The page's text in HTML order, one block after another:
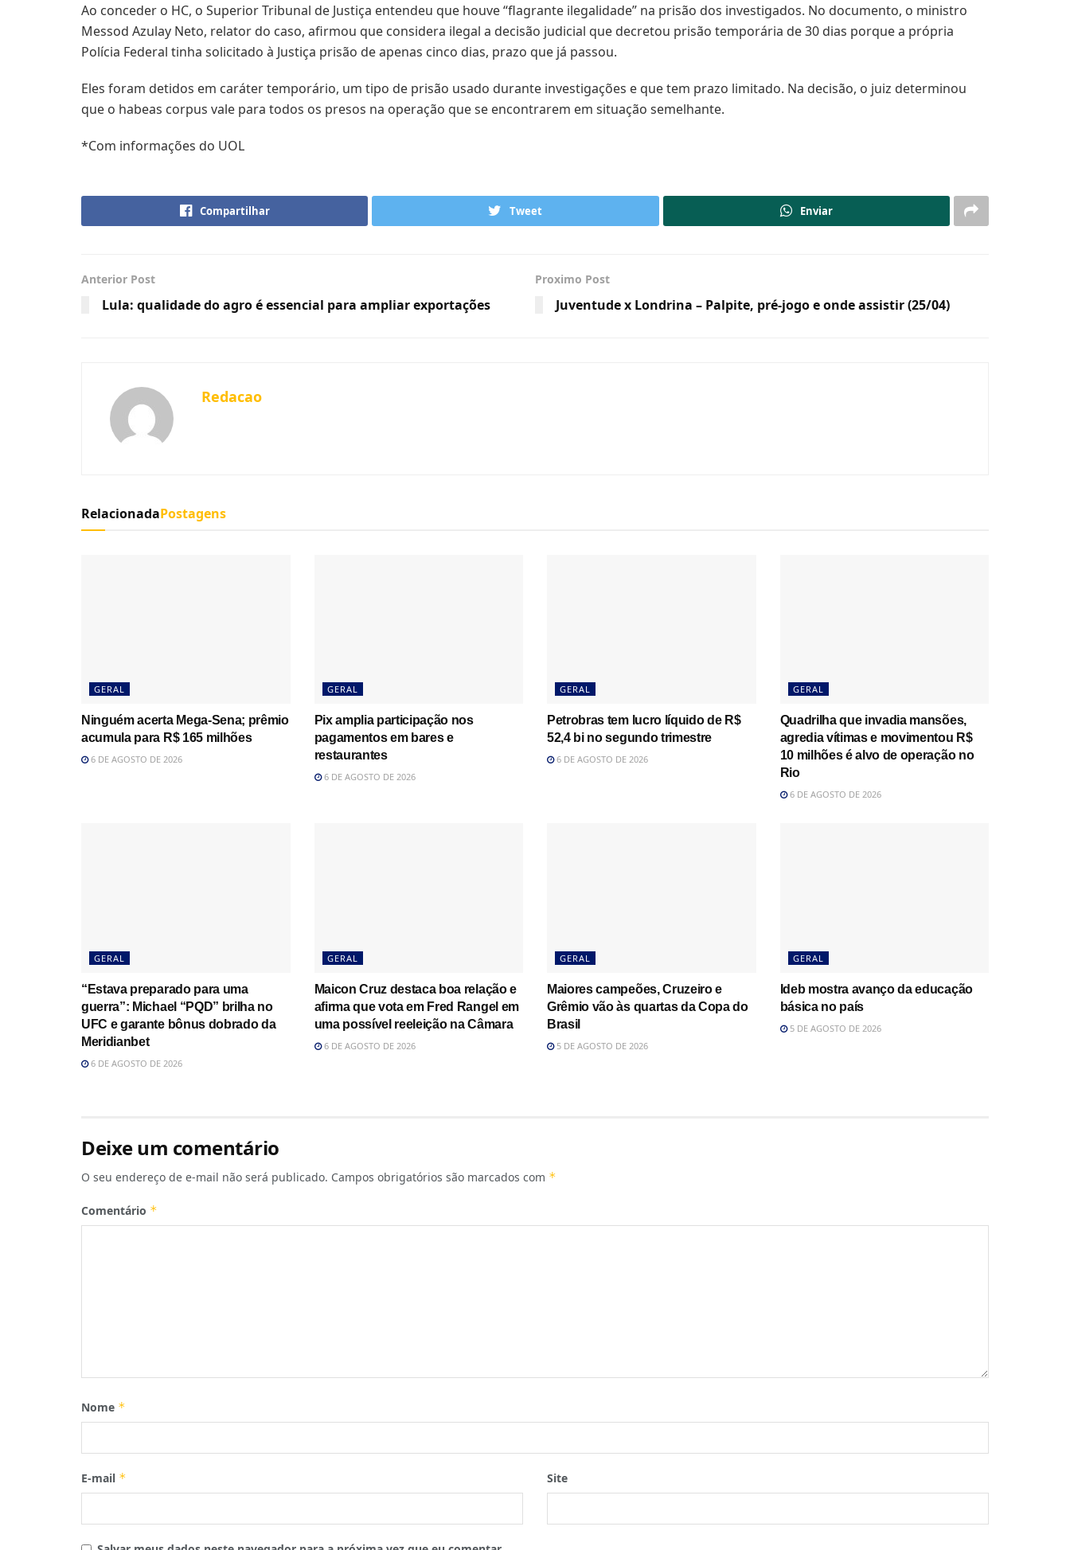
Ao conceder o HC, o Superior Tribunal de Justiça entendeu que houve “flagrante ilegalidade” na prisão dos investigados. No documento, o ministro
Messod Azulay Neto, relator do caso, afirmou que considera ilegal a decisão judicial que decretou prisão temporária de 30 dias porque a própria
Polícia Federal tinha solicitado à Justiça prisão de apenas cinco dias, prazo que já passou.
Eles foram detidos em caráter temporário, um tipo de prisão usado durante investigações e que tem prazo limitado. Na decisão, o juiz determinou
que o habeas corpus vale para todos os presos na operação que se encontrarem em situação semelhante.
*Com informações do UOL
Compartilhar Tweet Enviar
Anterior Post
Lula: qualidade do agro é essencial para ampliar exportações
Proximo Post
Juventude x Londrina – Palpite, pré-jogo e onde assistir (25/04)
Redacao
RelacionadaPostagens
GERAL
Ninguém acerta Mega-Sena; prêmio
acumula para R$ 165 milhões
6 DE AGOSTO DE 2026
GERAL
Pix amplia participação nos
pagamentos em bares e
restaurantes
6 DE AGOSTO DE 2026
GERAL
Petrobras tem lucro líquido de R$
52,4 bi no segundo trimestre
6 DE AGOSTO DE 2026
GERAL
Quadrilha que invadia mansões,
agredia vítimas e movimentou R$
10 milhões é alvo de operação no
Rio
6 DE AGOSTO DE 2026
GERAL
“Estava preparado para uma
guerra”: Michael “PQD” brilha no
UFC e garante bônus dobrado da
Meridianbet
6 DE AGOSTO DE 2026
GERAL
Maicon Cruz destaca boa relação e
afirma que vota em Fred Rangel em
uma possível reeleição na Câmara
6 DE AGOSTO DE 2026
GERAL
Maiores campeões, Cruzeiro e
Grêmio vão às quartas da Copa do
Brasil
5 DE AGOSTO DE 2026
GERAL
Ideb mostra avanço da educação
básica no país
5 DE AGOSTO DE 2026
Deixe um comentário
O seu endereço de e-mail não será publicado. Campos obrigatórios são marcados com *
Comentário *
Nome *
E-mail * Site